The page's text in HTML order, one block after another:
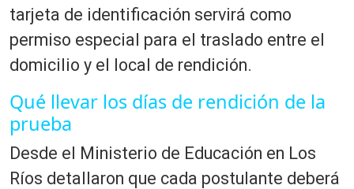
tarjeta de identificación servirá como
permiso especial para el traslado entre el
domicilio y el local de rendición.
Qué llevar los días de rendición de la
prueba
Desde el Ministerio de Educación en Los
Ríos detallaron que cada postulante deberá